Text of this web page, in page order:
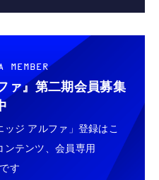
MEMBER
ァ』 第二期会員募集
ジ アルファ」登録はこ
ンテンツ、会員専用
す